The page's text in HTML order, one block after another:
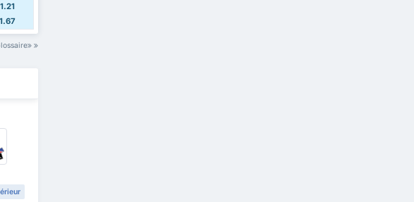
1.21
1.67